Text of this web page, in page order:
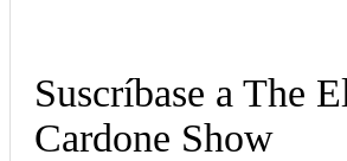
Suscríbase a The
Cardone Show